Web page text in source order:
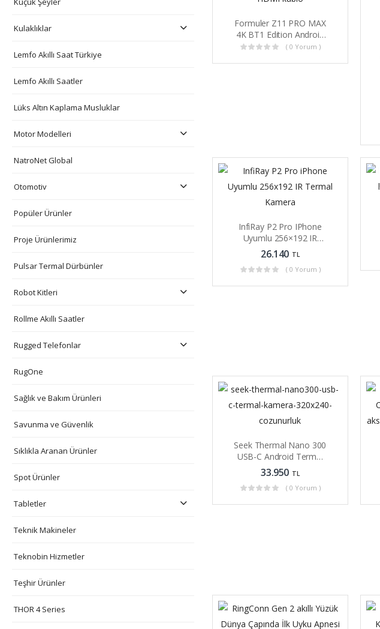
Kulaklıklar
Lemfo Akıllı Saat Türkiye
Lemfo Akıllı Saatler
Lüks Altın Kaplama Musluklar
Motor Modelleri
NatroNet Global
Otomotiv
Popüler Ürünler
Proje Ürünlerimiz
Pulsar Termal Dürbünler
Robot Kitleri
Rollme Akıllı Saatler
Rugged Telefonlar
RugOne
Sağlık ve Bakım Ürünleri
Savunma ve Güvenlik
Sıklıkla Aranan Ürünler
Spot Ürünler
Tabletler
Teknik Makineler
Teknobin Hizmetler
Teşhir Ürünler
THOR 4 Series
Formuler Z11 PRO MAX
4K BT1 Edition Android
OTT Medya Oynatıcı
( 0 Yorum )
InfiRay P2 Pro IPhone
Uyumlu 256×192 IR
Termal Kamera
26.140 TL
( 0 Yorum )
Seek Thermal Nano 300
USB-C Android Termal
Kamera 320×240
33.950 TL
( 0 Yorum )